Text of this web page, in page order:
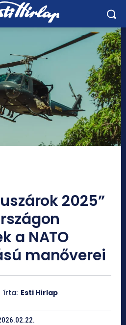
2025”
a NATO
manőverei
írta: Esti Hírlap